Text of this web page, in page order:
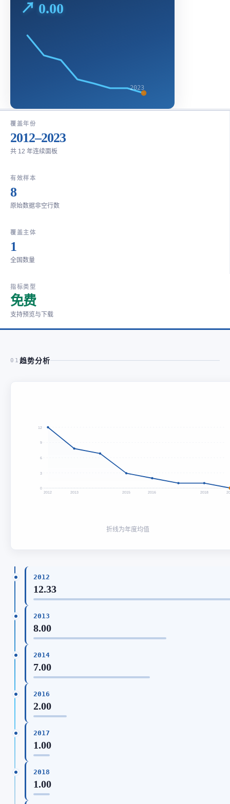
↗ 0.00
2023
覆盖年份
2012–2023
共 12 年连续面板
有效样本
8
原始数据非空行数
覆盖主体
1
全国数量
指标类型
免费
支持预览与下载
01 趋势分析
12
9
6
3
0
2012 2013 2015 2016 2018
折线为年度均值
2012
12.33
2013
8.00
2014
7.00
2016
2.00
2017
1.00
2018
1.00